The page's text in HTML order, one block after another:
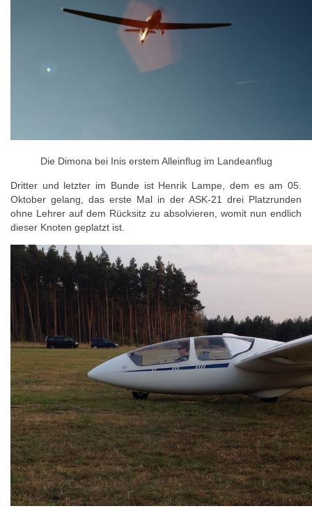
Die Dimona bei Inis erstem Alleinflug im Landeanflug
Dritter und letzter im Bunde ist Henrik Lampe, dem es am 05.
Oktober gelang, das erste Mal in der ASK-21 drei Platzrunden
ohne Lehrer auf dem Rücksitz zu absolvieren, womit nun endlich
dieser Knoten geplatzt ist.